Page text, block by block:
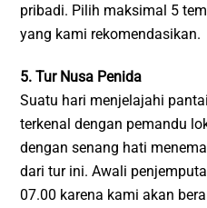
pribadi. Pilih maksimal 5
yang kami rekomendasikan.
5. Tur Nusa Penida
Suatu hari menjelajahi
terkenal dengan pemandu
dengan senang hati
dari tur ini. Awali
07.00 karena kami akan